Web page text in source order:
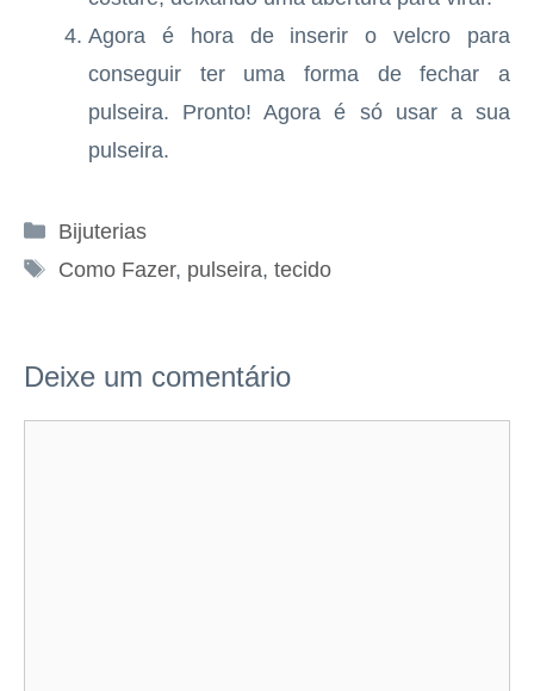
Agora é hora de inserir o velcro para
conseguir ter uma forma de fechar a
pulseira. Pronto! Agora é só usar a sua
pulseira.
Categorias
Bijuterias
Tags
Como Fazer, pulseira, tecido
Deixe um comentário